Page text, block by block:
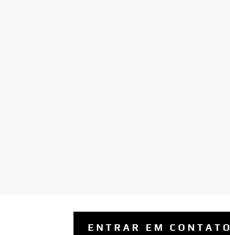
ENTRAR EM CONTATO